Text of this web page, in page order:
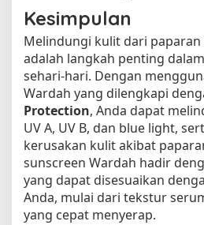
Kesimpulan
Melindungi kulit dari
adalah langkah penting
sehari-hari. Dengan
Wardah yang dilengkapi
Protection, Anda dapat
UV A, UV B, dan blue light,
kerusakan kulit akibat
sunscreen Wardah hadir
yang dapat disesuaikan
Anda, mulai dari tekstur
yang cepat menyerap.